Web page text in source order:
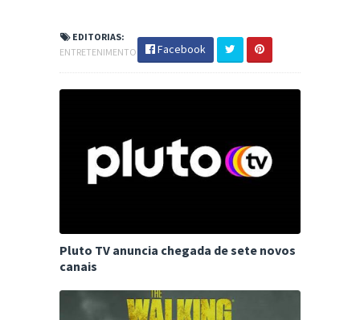
EDITORIAS:
ENTRETENIMENTO
Facebook
Pluto TV anuncia chegada de sete novos
canais